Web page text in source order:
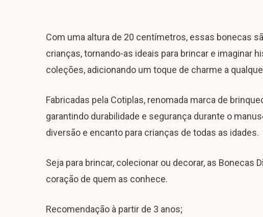
Com uma altura de 20 centímetros, essas bonecas
crianças, tornando-as ideais para brincar e imaginar
coleções, adicionando um toque de charme a
Fabricadas pela Cotiplas, renomada marca de
garantindo durabilidade e segurança durante o
diversão e encanto para crianças de todas as idades.
Seja para brincar, colecionar ou decorar, as
coração de quem as conhece.
Recomendação à partir de 3 anos;